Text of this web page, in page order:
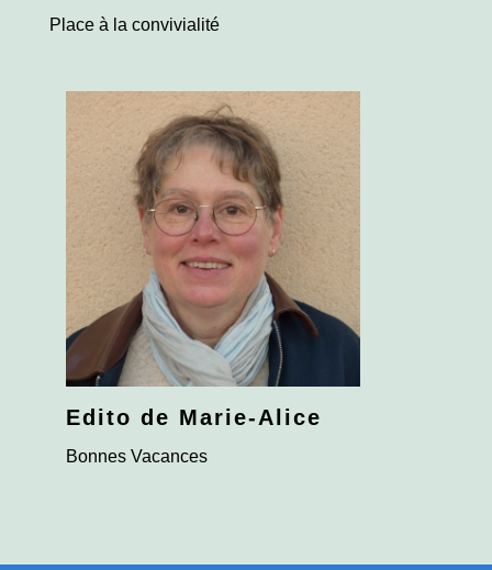
Place à la convivialité
Edito de Marie-Alice
Bonnes Vacances